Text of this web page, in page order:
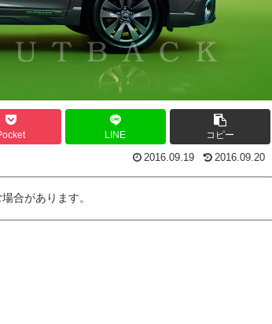
LINE コピー
2016.09.19 2016.09.20
合があります。